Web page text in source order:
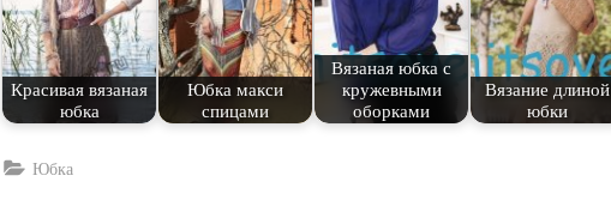
Красивая вязаная
юбка
Юбка макси
спицами
Вязаная юбка с
кружевными
оборками
Вязание длиной
юбки
Юбка